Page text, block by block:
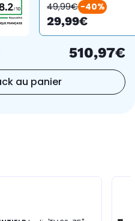
49,99€ -40%
29,99€
510,97€
au panier